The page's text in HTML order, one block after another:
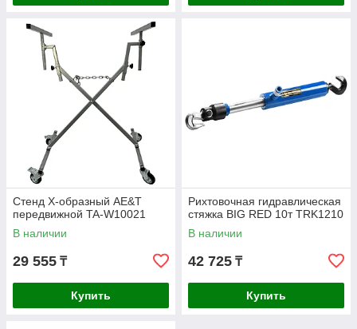
Стенд Х-образный AE&T
передвижной TA-W10021
В наличии
29 555 ₸
Купить
Рихтовочная гидравлическая
стяжка BIG RED 10т TRK1210
В наличии
42 725 ₸
Купить